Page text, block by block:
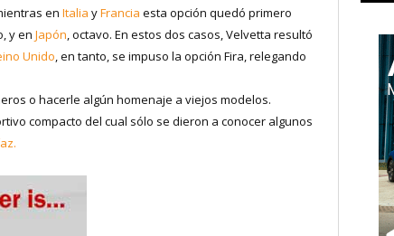
en Italia yFrancia esta opción quedó primero
y en Japón, octavo. En estos dos casos, Velvetta resultó
Unido, en tanto, se impuso la opción Fira, relegando
o hacerle algún homenaje a viejos modelos.
compacto del cual sólo se dieron a conocer algunos